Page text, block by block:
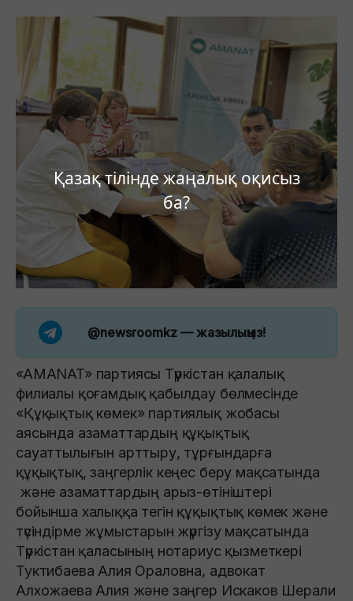
Қазақ тілінде жаңалық оқисыз
ба?
@newsroomkz — жазылыңыз!
«AMANAT» партиясы Түркістан қалалық
филиалы қоғамдық қабылдау бөлмесінде
«Құқықтық көмек» партиялық жобасы
аясында азаматтардың құқықтық
сауаттылығын арттыру, тұрғындарға
құқықтық, заңгерлік кеңес беру мақсатында
және азаматтардың арыз-өтініштері
бойынша халыққа тегін құқықтық көмек және
түсіндірме жұмыстарын жүргізу мақсатында
Түркістан қаласының нотариус қызметкері
Туктибаева Алия Ораловна, адвокат
Алхожаева Алия және заңгер Искаков Шерали